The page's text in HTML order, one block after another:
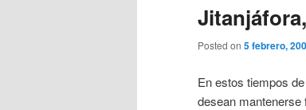
Posted on 5 febrero,
En estos tiempos
desean